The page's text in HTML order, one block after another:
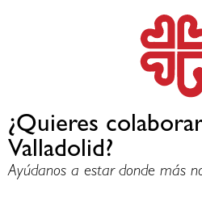
¿Quieres
Valladolid?
Ayúdanos a estar donde más